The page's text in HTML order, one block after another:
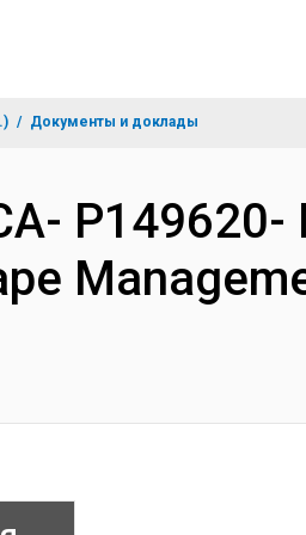
Документы и доклады